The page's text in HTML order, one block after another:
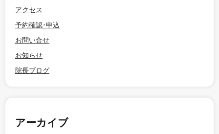
アクセス
予約確認･申込
お問い合せ
お知らせ
院長ブログ
アーカイブ